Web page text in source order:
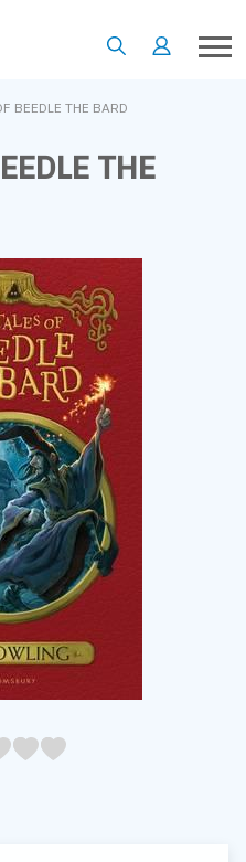
BEEDLE THE BARD
THE
45
4
35
3
25